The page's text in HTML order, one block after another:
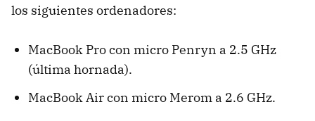
los siguientes ordenadores:
MacBook Pro con micro Penryn a 2.5 GHz
(última hornada).
MacBook Air con micro Merom a 2.6 GHz.